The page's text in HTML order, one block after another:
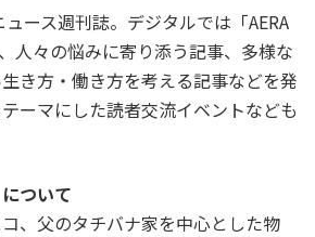
ース週刊誌。デジタルでは「AERA
人々の悩みに寄り添う記事、多様な
き方・働き方を考える記事などを発
ーマにした読者交流イベントなども
ついて
、父のタチバナ家を中心とした物